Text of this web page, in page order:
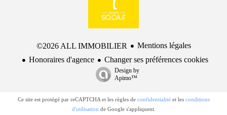
©2026 ALL IMMOBILIER
Mentions légales
Honoraires d'agence
Changer ses préférences cookies
Design by
Apimo™
Ce site est protégé par reCAPTCHA et les règles de confidentialitéet les conditions
d'utilisation de Google s'appliquent.